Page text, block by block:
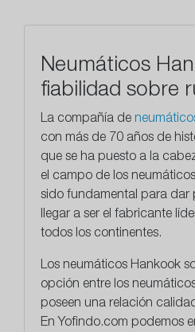
Neumáticos
fiabilidad sobre
La compañía de
con más de 70 años de
que se ha puesto a la
el campo de los
sido fundamental para dar
llegar a ser el fabricante
todos los continentes.
Los neumáticos Hankook
opción entre los
poseen una relación
En Yofindo.com podemos